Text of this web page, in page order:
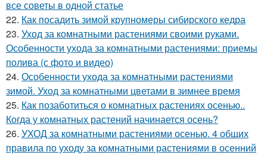
все советы в одной статье
22. Как посадить зимой крупномеры сибирского кедра
23. Уход за комнатными растениями своими руками.
Особенности ухода за комнатными растениями: приемы
полива (с фото и видео)
24. Особенности ухода за комнатными растениями
зимой. Уход за комнатными цветами в зимнее время
25. Как позаботиться о комнатных растениях осенью..
Когда у комнатных растений начинается осень?
26. УХОД за комнатными растениями осенью. 4 общих
правила по уходу за комнатными растениями в осенний